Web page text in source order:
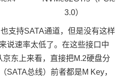
3.0）
支持SATA通道，但是没有这样
说速率太低了。在这些接口中
东上来看，直接把M.2硬盘分
SATA总线）前者都是M Key，